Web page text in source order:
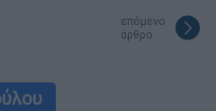
επόμενο
άρθρο